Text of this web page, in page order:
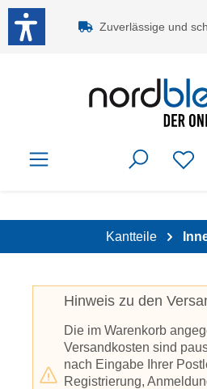
Zum Hauptinhalt springen
Zuverlässige und
Kantteile
Hinweis zu den
Die im Warenkorb
Versandkosten sind
nach Eingabe Ihrer
Registrierung,